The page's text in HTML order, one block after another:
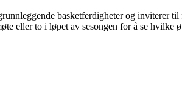
basketferdigheter og inviterer
eller to i løpet av sesongen for å se hvilke